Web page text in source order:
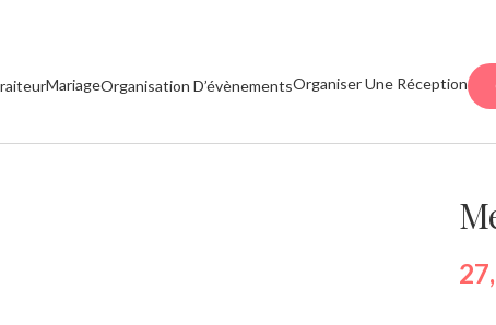
MariageOrganisation D’évènementsOrganiser Une Réception